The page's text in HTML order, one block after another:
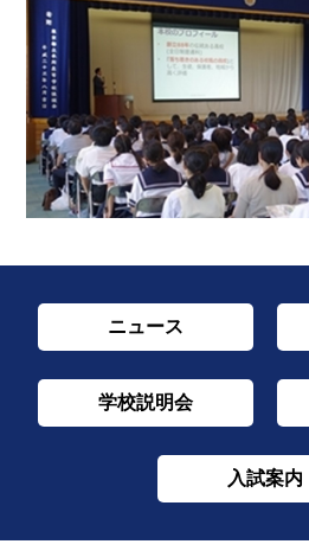
ニュース
学校説明会
入試案内